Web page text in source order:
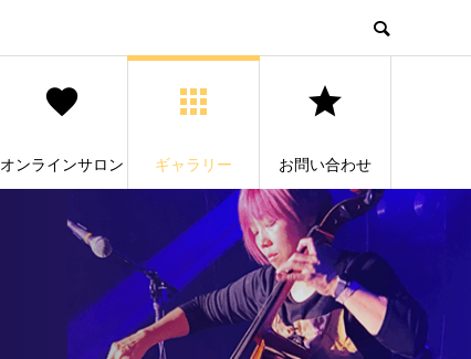
オンラインサロン ギャラリー お問い合わせ